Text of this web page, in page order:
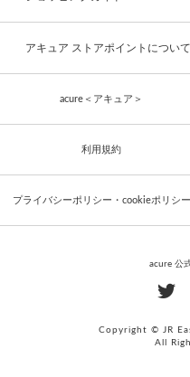
アキュア ストアポイントについて
acure＜アキュア＞
利用規約
プライバシーポリシー・cookieポリシー
acure 公
Copyright © JR
All